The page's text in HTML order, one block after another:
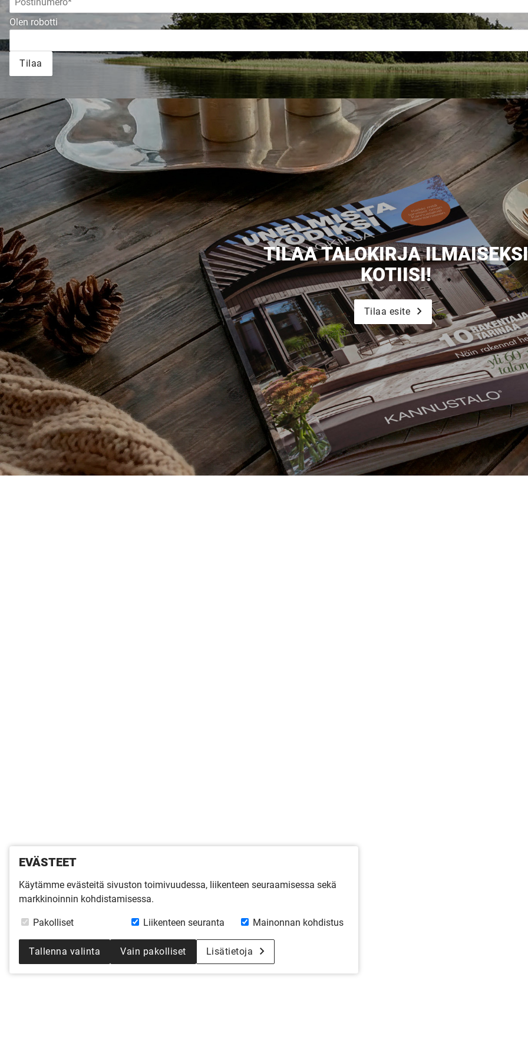
Olen robotti
Tilaa
TILAA TALOKIRJA ILMAISEKSI
KOTIISI!
Tilaa esite
Upea yli 200-sivuinen talokirja!
Tilaa esite
EVÄSTEET
Käytämme evästeitä sivuston toimivuudessa, liikenteen seuraamisessa sekä
markkinoinnin kohdistamisessa.
Pakolliset Liikenteen seuranta Mainonnan kohdistus
Tallenna valinta Vain pakolliset Lisätietoja